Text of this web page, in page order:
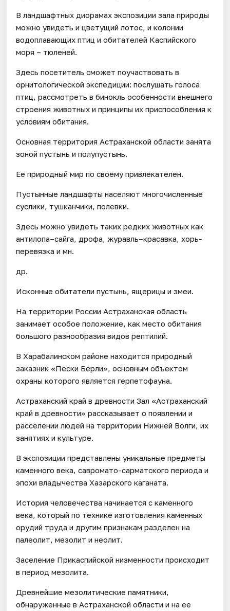
В ландшафтных диорамах экспозиции зала природы
можно увидеть и цветущий лотос, и колонии
водоплавающих птиц и обитателей Каспийского
моря – тюленей.
Здесь посетитель сможет поучаствовать в
орнитологической экспедиции: послушать голоса
птиц, рассмотреть в бинокль особенности внешнего
строения животных и принципы их приспособления к
условиям обитания.
Основная территория Астраханской области занята
зоной пустынь и полупустынь.
Ее природный мир по своему привлекателен.
Пустынные ландшафты населяют многочисленные
суслики, тушканчики, полевки.
Здесь можно увидеть таких редких животных как
антилопа–сайга, дрофа, журавль–красавка, хорь-
перевязка и мн.
др.
Исконные обитатели пустынь, ящерицы и змеи.
На территории России Астраханская область
занимает особое положение, как место обитания
большого разнообразия видов рептилий.
В Харабалинском районе находится природный
заказник «Пески Берли», основным объектом
охраны которого является герпетофауна.
Астраханский край в древности Зал «Астраханский
край в древности» рассказывает о появлении и
расселении людей на территории Нижней Волги, их
занятиях и культуре.
В экспозиции представлены уникальные предметы
каменного века, савромато-сарматского периода и
эпохи владычества Хазарского каганата.
История человечества начинается с каменного
века, который по технике изготовления каменных
орудий труда и другим признакам разделен на
палеолит, мезолит и неолит.
Заселение Прикаспийской низменности происходит
в период мезолита.
Древнейшие мезолитические памятники,
обнаруженные в Астраханской области и на ее